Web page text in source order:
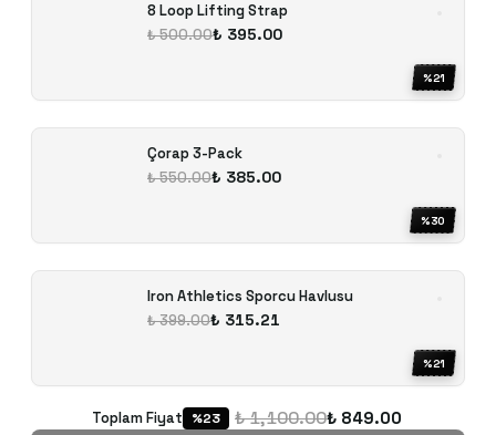
8 Loop Lifting Strap
₺ 500.00₺ 395.00
%21
Çorap 3-Pack
₺ 550.00₺ 385.00
%30
Iron Athletics Sporcu Havlusu
₺ 399.00₺ 315.21
%21
Toplam Fiyat %23 ₺ 1,100.00₺ 849.00